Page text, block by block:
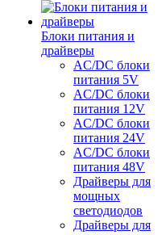
Блоки питания и
драйверы
AC/DC блоки
питания 5V
AC/DC блоки
питания 12V
AC/DC блоки
питания 24V
AC/DC блоки
питания 48V
Драйверы для
мощных
светодиодов
Драйверы для